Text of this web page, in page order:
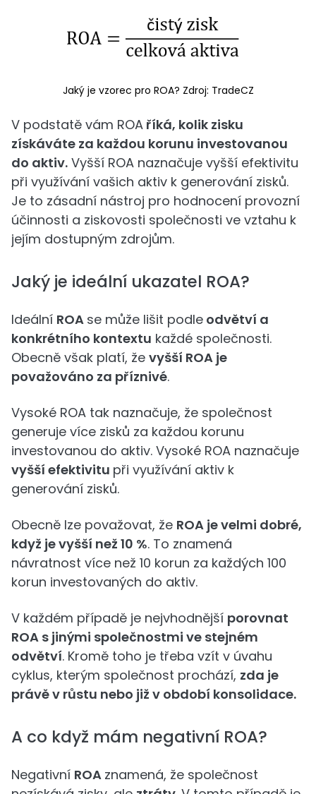
Jaký je vzorec pro ROA? Zdroj: TradeCZ
V podstatě vám ROA říká, kolik zisku
získáváte za každou korunu investovanou
do aktiv. Vyšší ROA naznačuje vyšší efektivitu
při využívání vašich aktiv k generování zisků.
Je to zásadní nástroj pro hodnocení provozní
účinnosti a ziskovosti společnosti ve vztahu k
jejím dostupným zdrojům.
Jaký je ideální ukazatel ROA?
Ideální ROA se může lišit podle odvětví a
konkrétního kontextu každé společnosti.
Obecně však platí, že vyšší ROA je
považováno za příznivé.
Vysoké ROA tak naznačuje, že společnost
generuje více zisků za každou korunu
investovanou do aktiv. Vysoké ROA naznačuje
vyšší efektivitu při využívání aktiv k
generování zisků.
Obecně lze považovat, že ROA je velmi dobré,
když je vyšší než 10 %. To znamená
návratnost více než 10 korun za každých 100
korun investovaných do aktiv.
V každém případě je nejvhodnější porovnat
ROA s jinými společnostmi ve stejném
odvětví. Kromě toho je třeba vzít v úvahu
cyklus, kterým společnost prochází, zda je
právě v růstu nebo již v období konsolidace.
A co když mám negativní ROA?
Negativní ROA znamená, že společnost